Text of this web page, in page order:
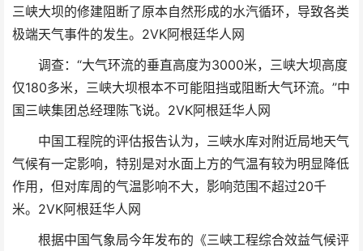
三峡大坝的修建阻断了原本自然形成的水汽循环，导致各类
极端天气事件的发生。 2VK阿根廷华人网
调查：“大气环流的垂直高度为3000米，三峡大坝高度
仅180多米，三峡大坝根本不可能阻挡或阻断大气环流。”中
国三峡集团总经理陈飞说。 2VK阿根廷华人网
中国工程院的评估报告认为，三峡水库对附近局地天气
气候有一定影响，特别是对水面上方的气温有较为明显降低
作用，但对库周的气温影响不大，影响范围不超过20千
米。 2VK阿根廷华人网
根据中国气象局今年发布的《三峡工程综合效益气候评